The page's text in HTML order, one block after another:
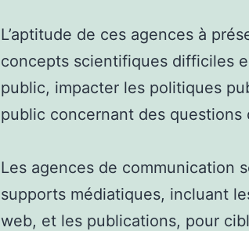
L’aptitude de ces agences à
concepts scientifiques difficiles
public, impacter les politiques
public concernant des questions
Les agences de communication
supports médiatiques, incluant
web, et les publications, pour